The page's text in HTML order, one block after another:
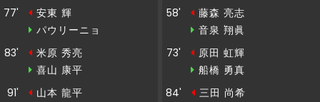
77'
安東 輝
パウリーニョ
83'
米原 秀亮
喜山 康平
91'
山本 龍平
58'
藤森 亮志
音泉 翔眞
73'
原田 虹輝
船橋 勇真
84'
三田 尚希